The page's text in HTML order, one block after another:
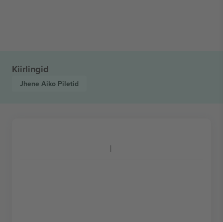
Kiirlingid
Jhene Aiko Piletid